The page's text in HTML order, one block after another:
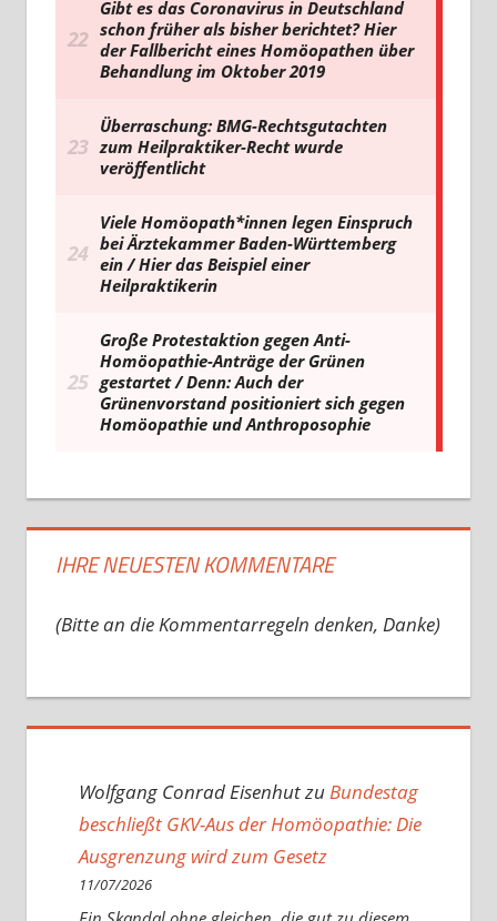
IHRE NEUESTEN KOMMENTARE
(Bitte an die Kommentarregeln denken, Danke)
Wolfgang Conrad EisenhutzuBundestag
beschließt GKV-Aus der Homöopathie: Die
Ausgrenzung wird zum Gesetz
11/07/2026